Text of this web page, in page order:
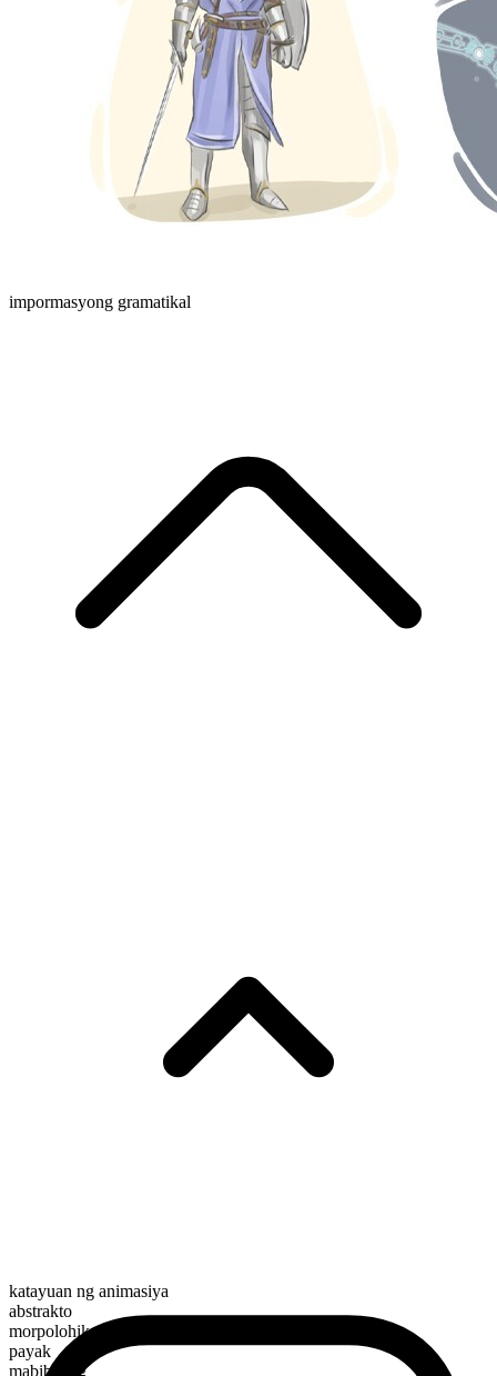
impormasyong gramatikal
katayuan ng animasiya
abstrakto
morpolohikal na kayarian
payak
mabibilang